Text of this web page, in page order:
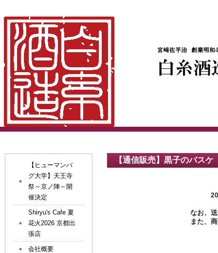
【通信販売】黒子のバスケ
なお、
また、
【ヒューマンバ
グ大学】天王寺
祭～京ノ陣～開
催決定
Shiryu's Cafe 夏
花火2026 京都出
張店
会社概要